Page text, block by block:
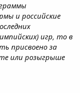
и российские
игр, то в
присвоено за
или розыгрыше